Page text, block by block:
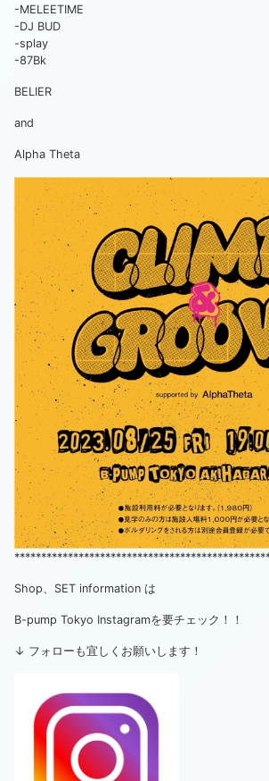
-MELEETIME
-DJ BUD
-splay
-87Bk
BELIER
and
Alpha Theta
Shop、SET information は
B-pump Tokyo Instagramを要チェック！！
↓ フォローも宜しくお願いします！